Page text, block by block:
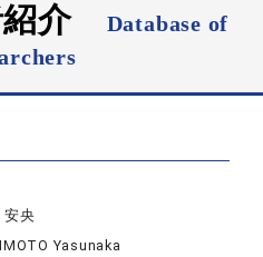
紹介
Database of
央
Yasunaka